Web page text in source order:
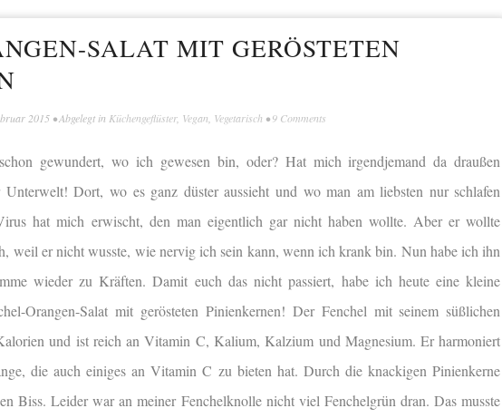
SALAT MIT GERÖSTETEN
2015 • Abgelegt in Küchengeflüster, Vegan, Vegetarisch •9 Comments
gewundert, wo ich gewesen bin, oder? Hat mich irgendjemand da draußen
Dort, wo es ganz düster aussieht und wo man am liebsten nur schlafen
hat mich erwischt, den man eigentlich gar nicht haben wollte. Aber er wollte
weil er nicht wusste, wie nervig ich sein kann, wenn ich krank bin. Nun habe ich ihn
wieder zu Kräften. Damit euch das nicht passiert, habe ich heute eine kleine
Orangen-Salat mit gerösteten Pinienkernen! Der Fenchel mit seinem süßlichen
und ist reich an Vitamin C, Kalium, Kalzium und Magnesium. Er harmoniert
die auch einiges an Vitamin C zu bieten hat. Durch die knackigen Pinienkerne
Biss. Leider war an meiner Fenchelknolle nicht viel Fenchelgrün dran. Das musste